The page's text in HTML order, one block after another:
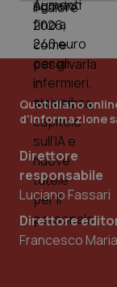
Tiroide
Tumore al
Tumore
Tumori del
Tumori
Ulcera &
Quotidiano
d'informazione
Direttore
responsabile
Luciano Fassari
Direttore
Francesco
tracking-
tracking-